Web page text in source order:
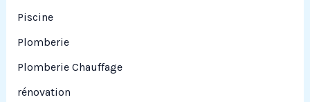
Piscine
Plomberie
Plomberie Chauffage
rénovation